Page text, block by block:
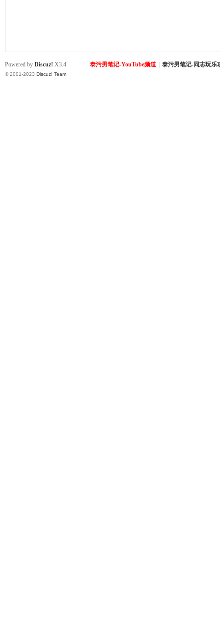
泰污男笔记-YouTube频道 泰污男笔记-同志玩乐
Powered by Discuz! X3.4
© 2001-2023 Discuz! Team.